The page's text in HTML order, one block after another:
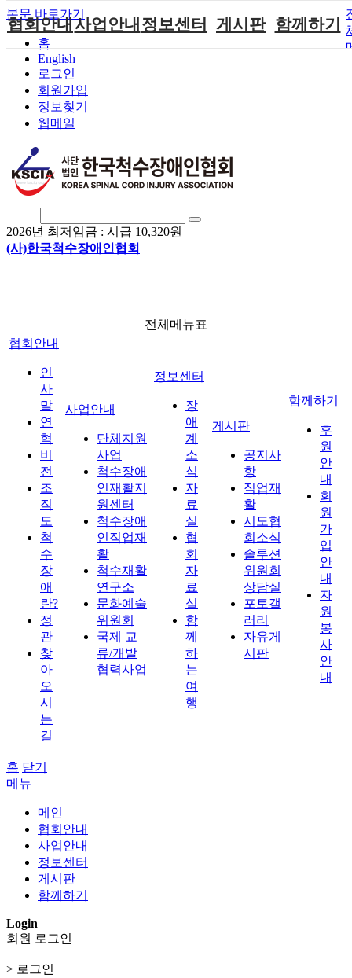
본문 바로가기
홈
English
로그인
회원가입
정보찾기
웹메일
2026년 최저임금 : 시급 10,320원
(사)한국척수장애인협회
협회안내
인사말
연혁
비전
조직도
척수장애란?
정관
찾아오시는길
사업안내
단체지원사업
척수장애인재
활지원센터
척수장애인직
척수재활연구
소
국제 교류/개
발 협력사업
정보센터 게시판
포토갤러리
자유게시판
함께하기
전체메뉴표
협회안내
인
사
말
연
혁
비
전
조
직
도
척
수
장
애
란?
정
관
찾
아
오
시
는
길
사업안내
단체지원
사업
척수장애
인재활지
원센터
척수장애
인직업재
활
척수재활
연구소
문화예술
위원회
국제 교
류/개발
협력사업
정보센터
장
애
계
소
식
자
료
실
협
회
자
료
실
함
께
하
는
여
행
게시판
공지사
항
직업재
활
시도협
회소식
솔루션
위원회
상담실
포토갤
러리
자유게
시판
함께하기
후
원
안
내
회
원
가
입
안
내
자
원
봉
사
안
내
홈 닫기
메뉴
메인
협회안내
사업안내
정보센터
게시판
함께하기
Login
회원 로그인
> 로그인